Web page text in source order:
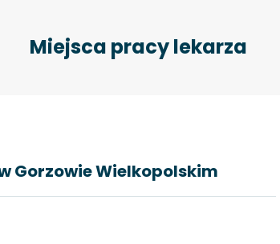
Miejsca pracy lekarza
Gorzowie Wielkopolskim